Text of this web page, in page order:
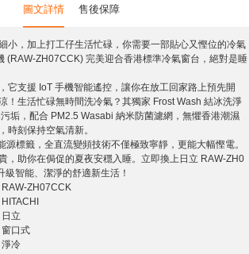
圖文詳情 售後保障
小，加上打工仔生活忙碌，你需要一部貼心又慳位的冷氣
(RAW-ZH07CCK) 完美迎合香港標準冷氣窗台，絕對是睡
它支援 IoT 手機智能遙控，讓你在放工回家路上預先開
！生活忙碌無時間洗冷氣？其獨家 Frost Wash 結冰洗淨
垢，配合 PM2.5 Wasabi 納米防菌濾網，無懼香港潮濕
時刻保持空氣清新。
源標籤，全直流變頻技術不僅極致寧靜，更能大幅慳電。
，助你在侷促的夏夜安穩入睡。立即換上日立 RAW-ZH0
智能、潔淨的舒適新生活！
RAW-ZH07CCK
HITACHI
日立
窗口式
淨冷